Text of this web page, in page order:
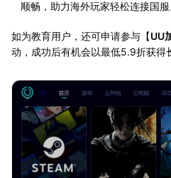
顺畅，助力海外玩家轻松连接国服
如为教育用户，还可申请参与【UU
动，成功后有机会以最低5.9折获得